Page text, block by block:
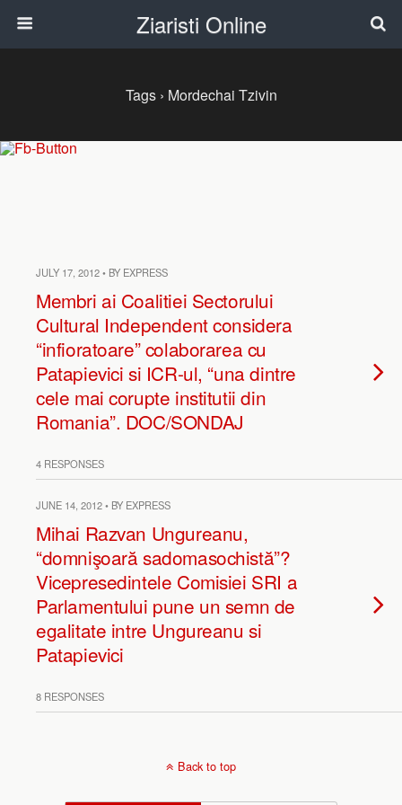
Ziaristi Online
Tags › Mordechai Tzivin
JULY 17, 2012 • BY EXPRESS
Membri ai Coalitiei Sectorului
Cultural Independent considera
“infioratoare” colaborarea cu
Patapievici si ICR-ul, “una dintre
cele mai corupte institutii din
Romania”. DOC/SONDAJ
4 RESPONSES
JUNE 14, 2012 • BY EXPRESS
Mihai Razvan Ungureanu,
“domnişoară sadomasochistă”?
Vicepresedintele Comisiei SRI a
Parlamentului pune un semn de
egalitate intre Ungureanu si
Patapievici
8 RESPONSES
Back to top